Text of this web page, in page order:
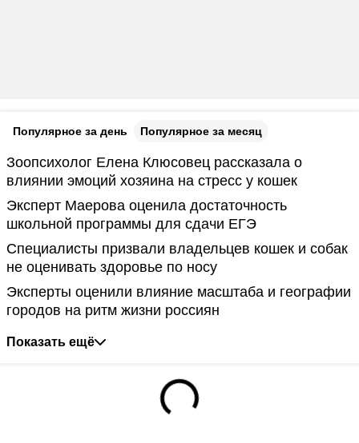
Популярное за день Популярное за месяц
Зоопсихолог Елена Клюсовец рассказала о
влиянии эмоций хозяина на стресс у кошек
Эксперт Маерова оценила достаточность
школьной программы для сдачи ЕГЭ
Специалисты призвали владельцев кошек и собак
не оценивать здоровье по носу
Эксперты оценили влияние масштаба и географии
городов на ритм жизни россиян
Показать ещё